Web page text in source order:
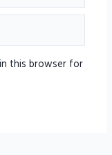
in this browser for